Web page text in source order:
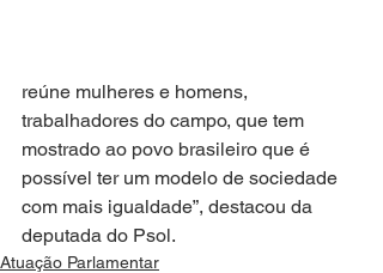
reúne mulheres e homens,
trabalhadores do campo, que tem
mostrado ao povo brasileiro que é
possível ter um modelo de sociedade
com mais igualdade”, destacou da
deputada do Psol.
Atuação Parlamentar